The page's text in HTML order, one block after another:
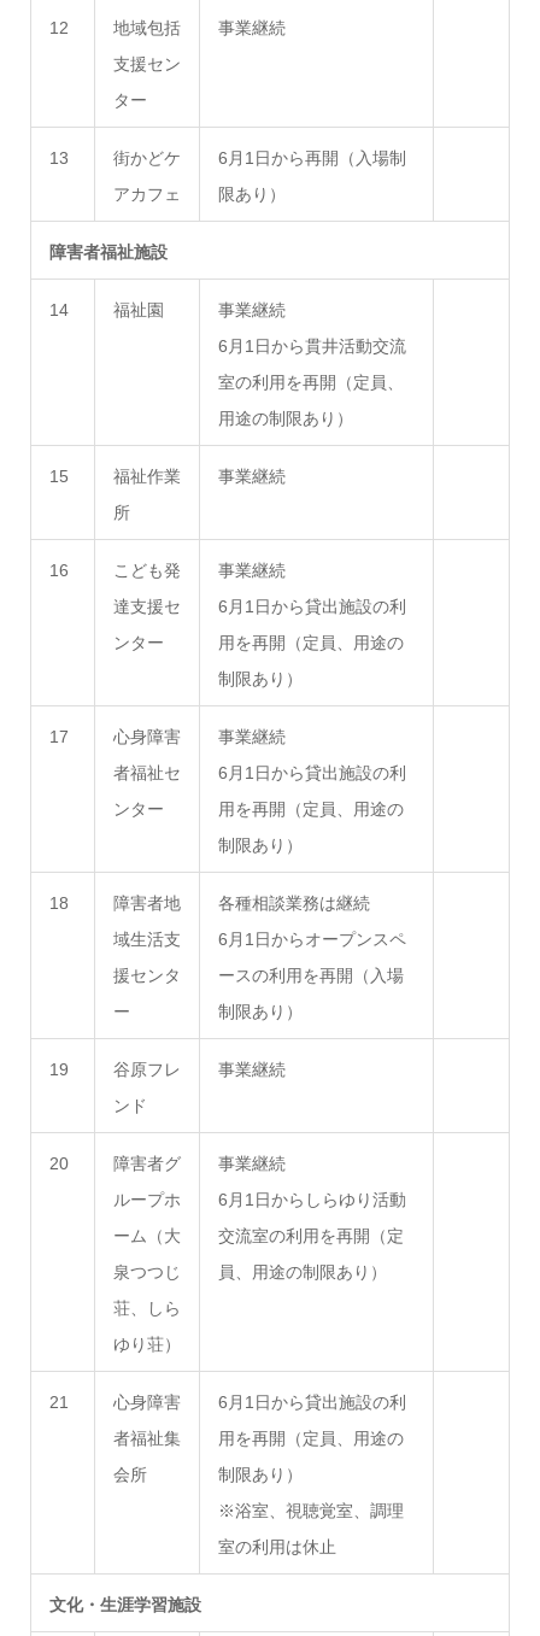
12
地域包括
支援セン
ター
事業継続
13
街かどケ
アカフェ
6月1日から再開（入場制
限あり）
障害者福祉施設
14 福祉園
事業継続
6月1日から貫井活動交流
室の利用を再開（定員、
用途の制限あり）
15
福祉作業
所
事業継続
16
こども発
達支援セ
ンター
事業継続
6月1日から貸出施設の利
用を再開（定員、用途の
制限あり）
17
心身障害
者福祉セ
ンター
事業継続
6月1日から貸出施設の利
用を再開（定員、用途の
制限あり）
18
障害者地
域生活支
援センタ
ー
各種相談業務は継続
6月1日からオープンスペ
ースの利用を再開（入場
制限あり）
19
谷原フレ
ンド
事業継続
20
障害者グ
ループホ
ーム（大
泉つつじ
荘、しら
ゆり荘）
事業継続
6月1日からしらゆり活動
交流室の利用を再開（定
員、用途の制限あり）
21
心身障害
者福祉集
会所
6月1日から貸出施設の利
用を再開（定員、用途の
制限あり）
※浴室、視聴覚室、調理
室の利用は休止
文化・生涯学習施設